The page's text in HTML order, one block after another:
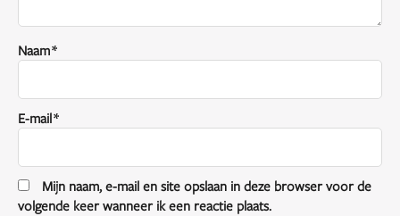
Naam*
E-mail*
Mijn naam, e-mail en site opslaan in deze browser voor de
volgende keer wanneer ik een reactie plaats.